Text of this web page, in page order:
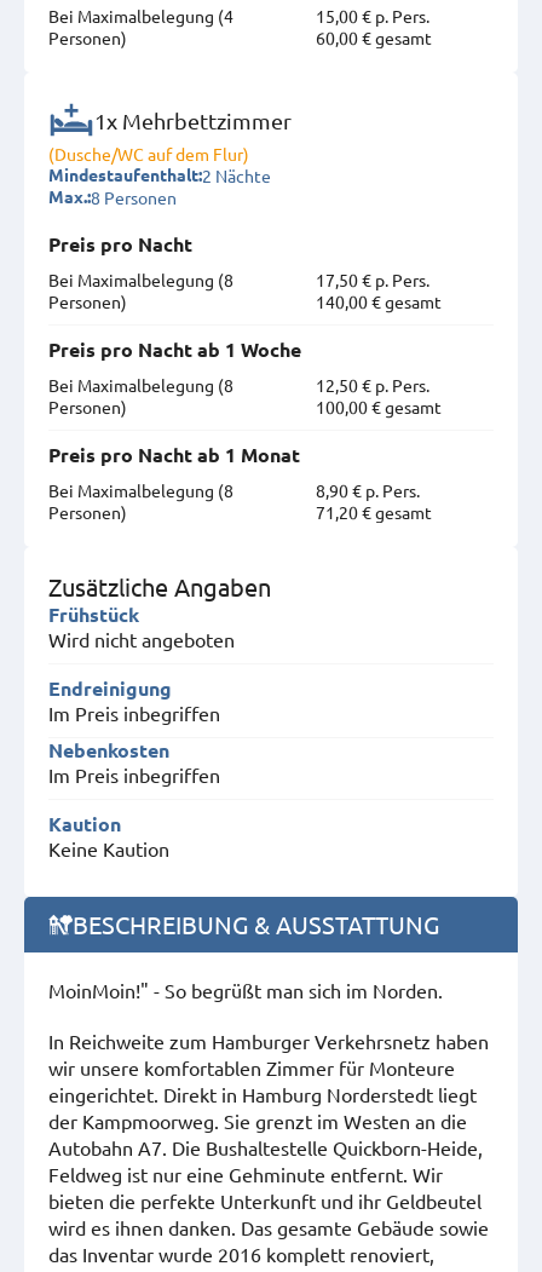
Bei Maximal­belegung (4
Personen)
15,00 € p. Pers.
60,00 € gesamt
1x Mehrbettzimmer
(Dusche/WC auf dem Flur)
Mindestaufenthalt:2 Nächte
Max.:8 Personen
Preis pro Nacht
Bei Maximal­belegung (8
Personen)
17,50 € p. Pers.
140,00 € gesamt
Preis pro Nacht ab 1 Woche
Bei Maximal­belegung (8
Personen)
12,50 € p. Pers.
100,00 € gesamt
Preis pro Nacht ab 1 Monat
Bei Maximal­belegung (8
Personen)
8,90 € p. Pers.
71,20 € gesamt
Zusätzliche Angaben
Frühstück
Wird nicht angeboten
Endreinigung
Im Preis inbegriffen
Nebenkosten
Im Preis inbegriffen
Kaution
Keine Kaution
BESCHREIBUNG & AUSSTATTUNG
MoinMoin!" - So begrüßt man sich im Norden.
In Reichweite zum Hamburger Verkehrsnetz haben
wir unsere komfortablen Zimmer für Monteure
eingerichtet. Direkt in Hamburg Norderstedt liegt
der Kampmoorweg. Sie grenzt im Westen an die
Autobahn A7. Die Bushaltestelle Quickborn-Heide,
Feldweg ist nur eine Gehminute entfernt. Wir
bieten die perfekte Unterkunft und ihr Geldbeutel
wird es ihnen danken. Das gesamte Gebäude sowie
das Inventar wurde 2016 komplett renoviert,